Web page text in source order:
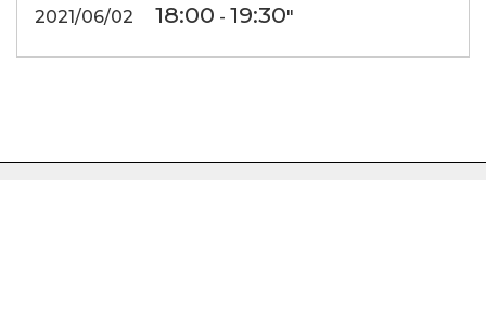
2021/06/02
18:00 - 19:30"